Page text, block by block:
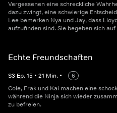
Vergessenen eine schreckliche
dazu zwingt, eine schwierige
Lee bemerken Nya und Jay, dass
aufzufinden sind. Sie begeben sich
Echte Freundschaften
S3 Ep.15 • 21 Min. •
6
Cole, Frak und Kai machen eine
während die Ninja sich wieder
zu befreien.